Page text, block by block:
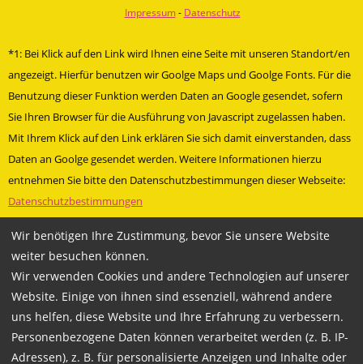
Impressum- Datenschutz
*1: Bei Klick auf den Link wird Ihnen eine Seite mit unseren Standort/en
angezeigt. Hierfür benutzen wir Goolge Maps und Goolge Fonts. Für die
Benutzung dieser Funktion werden Daten an Google gesendet, sofern
Sie Ihren Browser für die Ausführung von Javascript zugelassen haben.
Mit Ihrem Klick auf den Link erklären Sie sich damit einverstanden, dass
Daten an Goolge gesendet werden. Weitere Informationen hierzu
entnehmen Sie bitte den Datenschutzbestimmungen dieser Webseite:
Datenschutzbestimmungen
» Besuche uns bei Facebook
Technische Betreuung und Programmierung durchMariondo.com
Wir benötigen Ihre Zustimmung, bevor Sie unsere Website
weiter besuchen können.
Wir verwenden Cookies und andere Technologien auf unserer
Website. Einige von ihnen sind essenziell, während andere
uns helfen, diese Website und Ihre Erfahrung zu verbessern.
Personenbezogene Daten können verarbeitet werden (z. B. IP-
Adressen), z. B. für personalisierte Anzeigen und Inhalte oder